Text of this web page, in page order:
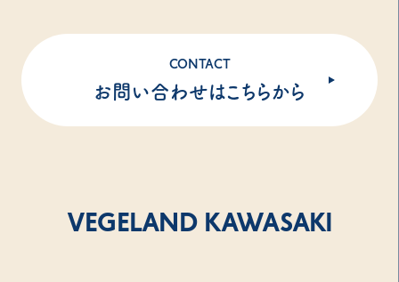
CONTACT
お問い合わせはこちらから
VEGELAND KAWASAKI